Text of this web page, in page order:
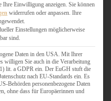
& SANDWICHES
AUF DEM TISCH
& FISCH
/ BARBECUE
BACKEN
POT-GERICHTE
& NUDELGERICHTE
TARTES & QUICHES
REIS & RISOTTO
Ihre Einwilligung anzeigen. Sie können
widerrufen oder anpassen. Ihre
Einstellungen möglicherweise
sind.
Daten in den USA. Mit Ihrer
willigen Sie auch in die Verarbeitung
lit. a GDPR ein. Der EuGH stuft die
nach EU-Standards ein. Es
Behörden personenbezogene Daten
ohne dass für Europäerinnen und